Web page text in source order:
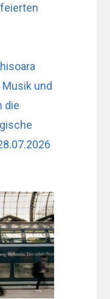
und
die